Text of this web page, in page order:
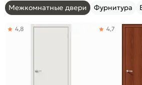
Межкомнатные двери Фурнитура
4,8 4,7